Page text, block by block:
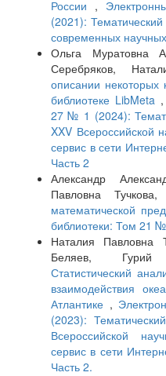
России ,
(2021):
современных
Ольга Муратовна
Серебряков,
описании некоторых
библиотеке LibMeta ,
27 № 1 (2024):
XXV Всероссийской
сервис в сети
Часть 2
Александр
Павловна Тучкова,
математической
библиотеки: Том 21
Наталия Павловна
Беляев, Гурий
Статистический
взаимодействия
Атлантике ,
(2023):
Всероссийской
сервис в сети
Часть 2.